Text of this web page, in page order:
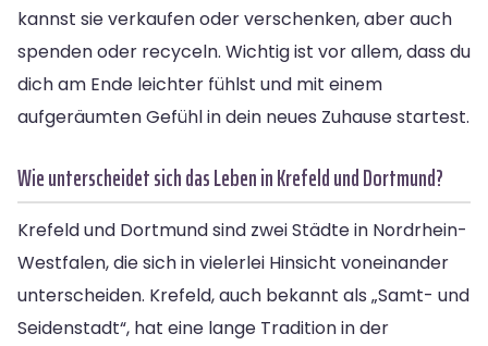
kannst sie verkaufen oder verschenken, aber auch
spenden oder recyceln. Wichtig ist vor allem, dass du
dich am Ende leichter fühlst und mit einem
aufgeräumten Gefühl in dein neues Zuhause startest.
Wie unterscheidet sich das Leben in Krefeld und Dortmund?
Krefeld und Dortmund sind zwei Städte in Nordrhein-
Westfalen, die sich in vielerlei Hinsicht voneinander
unterscheiden. Krefeld, auch bekannt als „Samt- und
Seidenstadt“, hat eine lange Tradition in der